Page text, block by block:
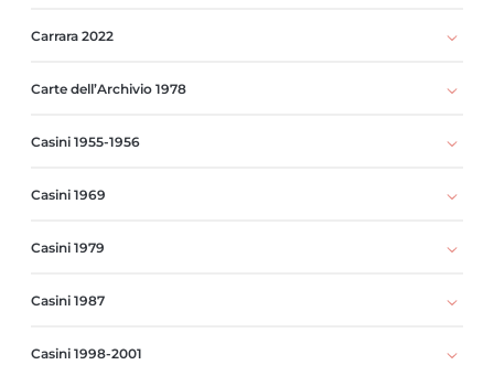
Carrara 2022
Carte dell’Archivio 1978
Casini 1955-1956
Casini 1969
Casini 1979
Casini 1987
Casini 1998-2001